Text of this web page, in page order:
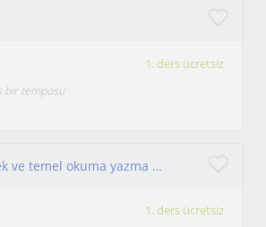
1. ders ücretsiz
bir temposu
İlkokul düzeyinde her derste yardımcı olabilecek ve temel okuma yazma desteği verebilecek sınıf öğretmeniyim
1. ders ücretsiz